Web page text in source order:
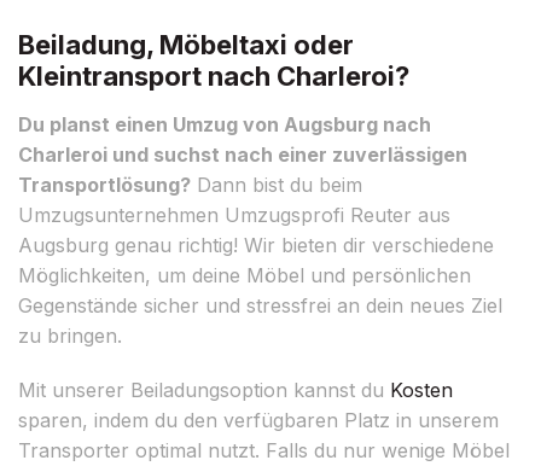
Beiladung, Möbeltaxi oder
Kleintransport nach Charleroi?
Du planst einen Umzug von Augsburg nach
Charleroi und suchst nach einer zuverlässigen
Transportlösung? Dann bist du beim
Umzugsunternehmen Umzugsprofi Reuter aus
Augsburg genau richtig! Wir bieten dir verschiedene
Möglichkeiten, um deine Möbel und persönlichen
Gegenstände sicher und stressfrei an dein neues Ziel
zu bringen.
Mit unserer Beiladungsoption kannst du Kosten
sparen, indem du den verfügbaren Platz in unserem
Transporter optimal nutzt. Falls du nur wenige Möbel